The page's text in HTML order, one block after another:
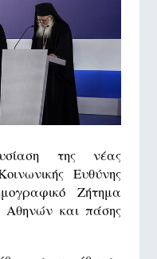
της νέας
Ευθύνης
Ζήτημα
Αθηνών και πάσης